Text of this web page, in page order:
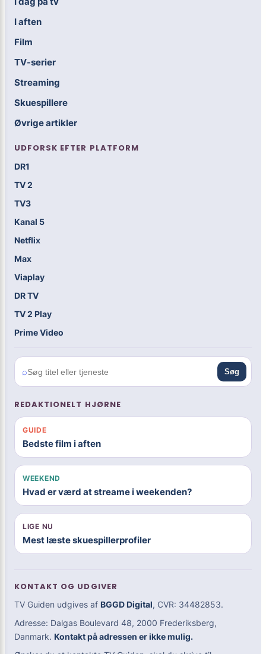
I aften
Film
TV-serier
Streaming
Skuespillere
Øvrige artikler
UDFORSK EFTER PLATFORM
DR1
TV 2
TV3
Kanal 5
Netflix
Max
Viaplay
DR TV
TV 2 Play
Prime Video
⌕ Søg
REDAKTIONELT HJØRNE
GUIDE
Bedste film i aften
WEEKEND
Hvad er værd at streame i weekenden?
LIGE NU
Mest læste skuespillerprofiler
KONTAKT OG UDGIVER
TV Guiden udgives af BGGD Digital, CVR: 34482853.
Adresse: Dalgas Boulevard 48, 2000 Frederiksberg,
Danmark. Kontakt på adressen er ikke mulig.